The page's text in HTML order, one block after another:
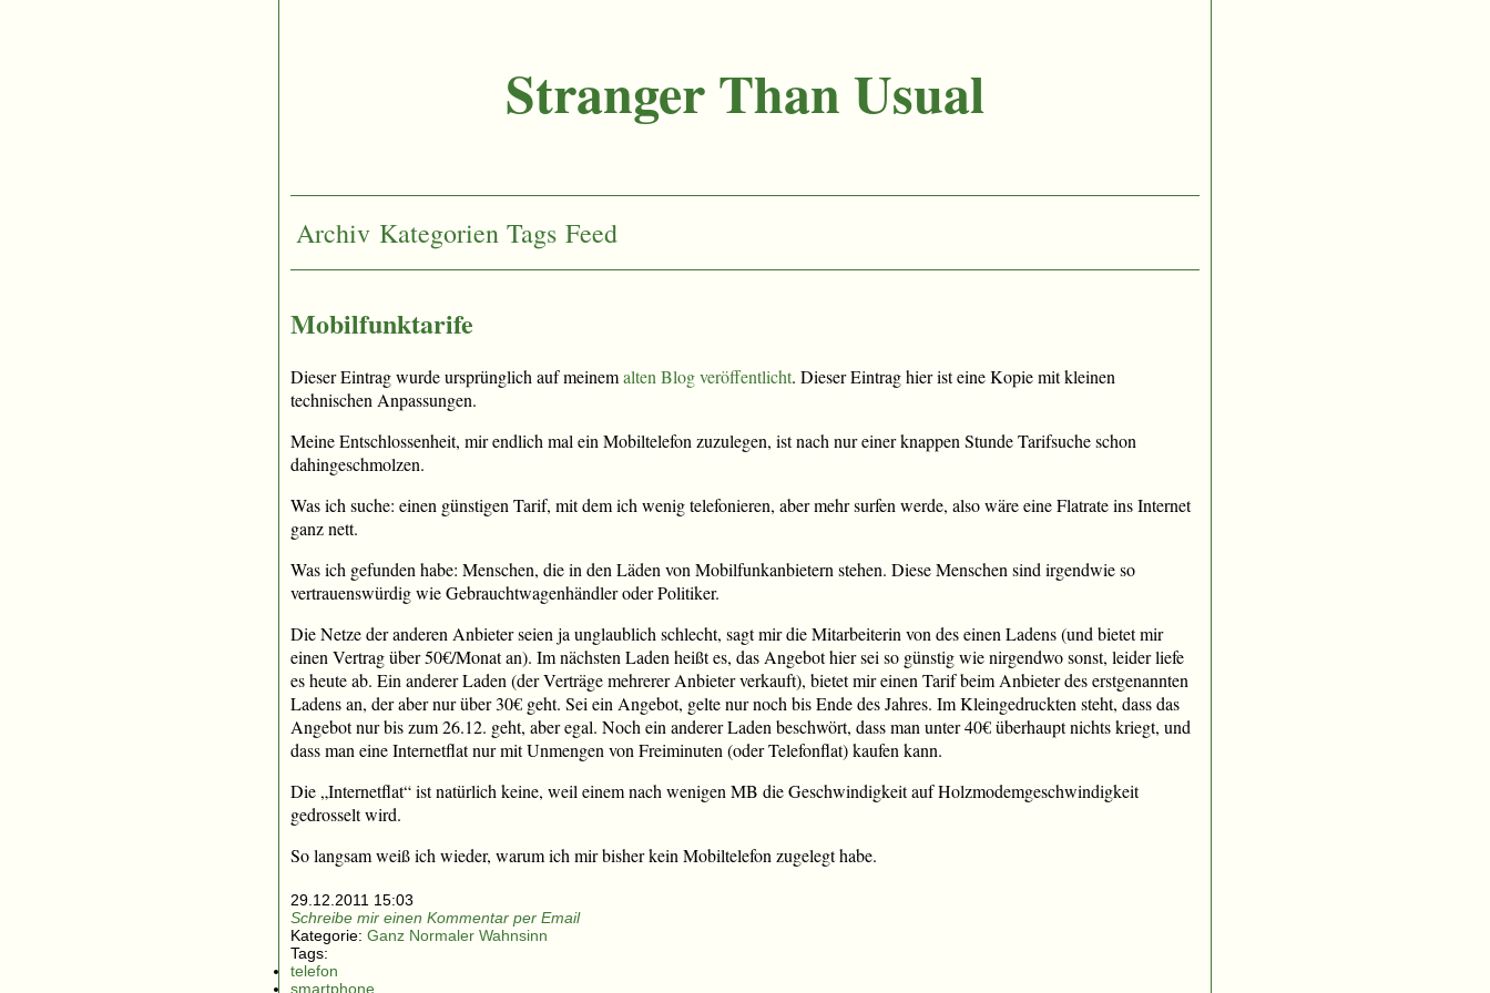
Stranger Than Usual
Archiv Kategorien Tags Feed
Mobilfunktarife
Dieser Eintrag wurde ursprünglich auf meinemalten Blog veröffentlicht. Dieser Eintrag hier ist eine Kopie mit kleinen
technischen Anpassungen.
Meine Entschlossenheit, mir endlich mal ein Mobiltelefon zuzulegen, ist nach nur einer knappen Stunde Tarifsuche schon
dahingeschmolzen.
Was ich suche: einen günstigen Tarif, mit dem ich wenig telefonieren, aber mehr surfen werde, also wäre eine Flatrate ins Internet
ganz nett.
Was ich gefunden habe: Menschen, die in den Läden von Mobilfunkanbietern stehen. Diese Menschen sind irgendwie so
vertrauenswürdig wie Gebrauchtwagenhändler oder Politiker.
Die Netze der anderen Anbieter seien ja unglaublich schlecht, sagt mir die Mitarbeiterin von des einen Ladens (und bietet mir
einen Vertrag über 50€/Monat an). Im nächsten Laden heißt es, das Angebot hier sei so günstig wie nirgendwo sonst, leider liefe
es heute ab. Ein anderer Laden (der Verträge mehrerer Anbieter verkauft), bietet mir einen Tarif beim Anbieter des erstgenannten
Ladens an, der aber nur über 30€ geht. Sei ein Angebot, gelte nur noch bis Ende des Jahres. Im Kleingedruckten steht, dass das
Angebot nur bis zum 26.12. geht, aber egal. Noch ein anderer Laden beschwört, dass man unter 40€ überhaupt nichts kriegt, und
dass man eine Internetflat nur mit Unmengen von Freiminuten (oder Telefonflat) kaufen kann.
Die „Internetflat“ ist natürlich keine, weil einem nach wenigen MB die Geschwindigkeit auf Holzmodemgeschwindigkeit
gedrosselt wird.
So langsam weiß ich wieder, warum ich mir bisher kein Mobiltelefon zugelegt habe.
29.12.2011 15:03
Schreibe mir einen Kommentar per Email
Kategorie: Ganz Normaler Wahnsinn
Tags:
telefon
smartphone